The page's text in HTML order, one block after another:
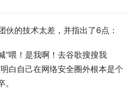
伙的技术太差，并指出了6点：
“喂！是我啊！去谷歌搜搜我
白自己在网络安全圈外根本是个